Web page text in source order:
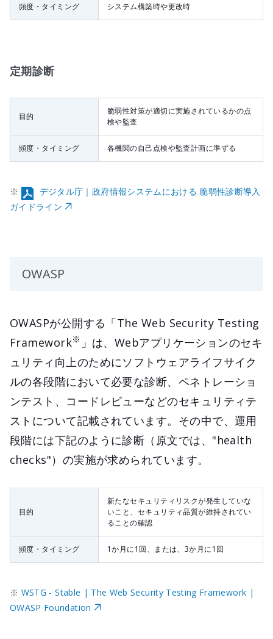
頻度・タイミング システム構築時や更改時
定期診断
目的
脆弱性対策が適切に実施されているかの点
検や監査
頻度・タイミング 各機関の自己点検や監査計画に準ずる
※
デジタル庁｜政府情報システムにおける 脆弱性診断導入
ガイドライン
OWASP
OWASPが公開する「The Web Security Testing
Framework※ 」は、Webアプリケーションのセキ
ュリティ向上のためにソフトウェアライフサイク
ルの各段階において必要な診断、ペネトレーショ
ンテスト、コードレビューなどのセキュリティテ
ストについて記載されています。その中で、運用
段階には下記のように診断（原文では、"health
checks"）の実施が求められています。
目的
新たなセキュリティリスクが発生していな
いこと、セキュリティ品質が維持されてい
ることの確認
頻度・タイミング 1か月に1回、または、3か月に1回
※ WSTG - Stable | The Web Security Testing Framework |
OWASP Foundation